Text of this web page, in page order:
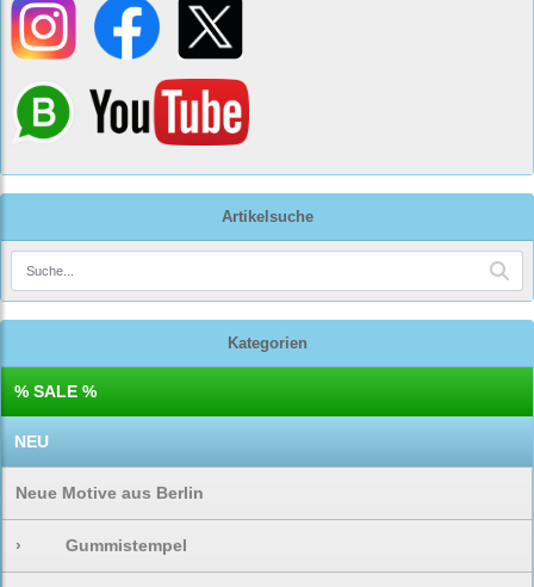
Artikelsuche
Kategorien
% SALE %
NEU
Neue Motive aus Berlin
› Gummistempel